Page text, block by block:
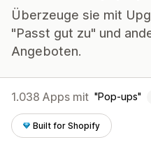
Überzeuge sie mit
"Passt gut zu" und
Angeboten.
1.038 Apps mit Pop-ups
Built for Shopify